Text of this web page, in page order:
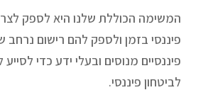
המשימה הכוללת שלנו היא לספק
פיננסי בזמן ולספק להם רישום
פיננסיים מנוסים ובעלי ידע כדי
לביטחון פיננסי.